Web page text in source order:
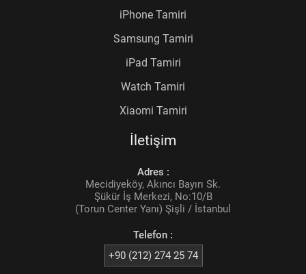
iPhone Tamiri
Samsung Tamiri
iPad Tamiri
Watch Tamiri
Xiaomi Tamiri
İletişim
Adres :
Mecidiyeköy, Akıncı Bayırı Sk.
Şükür İş Merkezi, No:10/B
(Torun Center Yanı) Şişli / İstanbul
Telefon :
+90 (212) 274 25 74